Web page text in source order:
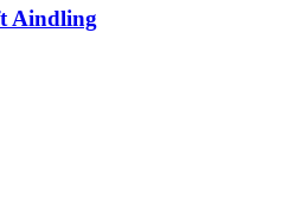
Aindling